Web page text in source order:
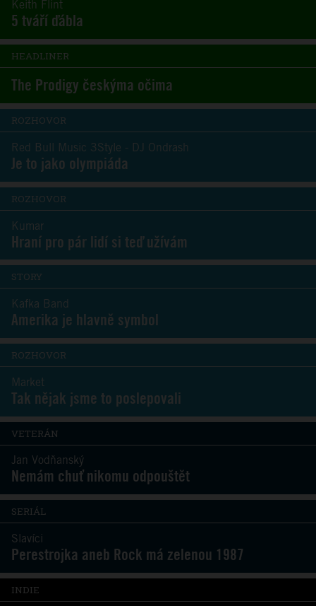
Keith Flint
5 tváří ďábla
HEADLINER
The Prodigy českýma očima
ROZHOVOR
Red Bull Music 3Style - DJ Ondrash
Je to jako olympiáda
ROZHOVOR
Kumar
Hraní pro pár lidí si teď užívám
STORY
Kafka Band
Amerika je hlavně symbol
ROZHOVOR
Market
Tak nějak jsme to poslepovali
VETERÁN
Jan Vodňanský
Nemám chuť nikomu odpouštět
SERIÁL
Slavíci
Perestrojka aneb Rock má zelenou 1987
INDIE